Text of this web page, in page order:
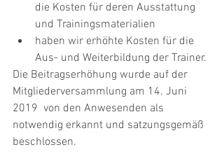
die Kosten für deren Ausstattung
und Trainingsmaterialien
haben wir erhöhte Kosten für die
Aus- und Weiterbildung der Trainer.
Die Beitragserhöhung wurde auf der
Mitgliederversammlung am 14. Juni
2019  von den Anwesenden als
notwendig erkannt und satzungsgemäß
beschlossen.